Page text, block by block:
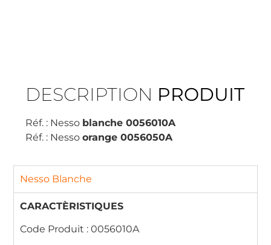
DESCRIPTION PRODUIT
Réf. : Nesso blanche 0056010A
Réf. : Nesso orange 0056050A
Nesso Blanche
CARACTÈRISTIQUES
Code Produit : 0056010A